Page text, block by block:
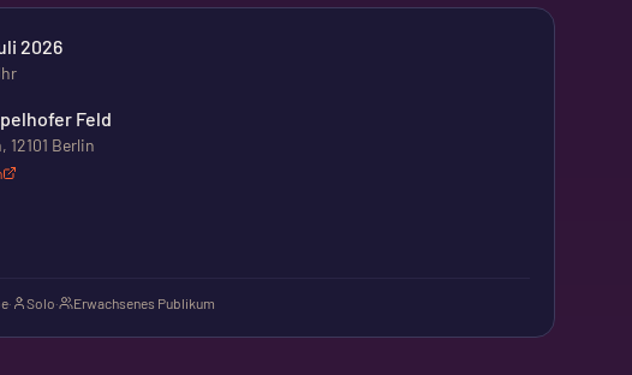
2026
Feld
12101 Berlin
· Solo· Erwachsenes Publikum